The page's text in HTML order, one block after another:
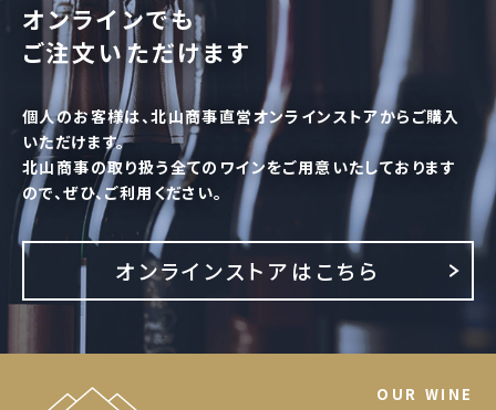
オンラインでも
ご注文いただけます
個人のお客様は、北山商事直営オンラインストアからご購入
いただけます。
北山商事の取り扱う全てのワインをご用意いたしております
ので、ぜひ、ご利用ください。
オンラインストアはこちら
OUR WINE